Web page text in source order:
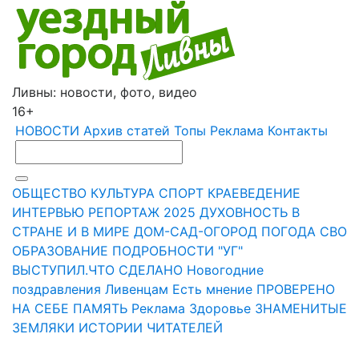
Ливны: новости, фото, видео
16+
НОВОСТИ Архив статей Топы Реклама Контакты
ОБЩЕСТВО КУЛЬТУРА СПОРТ КРАЕВЕДЕНИЕ
ИНТЕРВЬЮ РЕПОРТАЖ 2025 ДУХОВНОСТЬ В
СТРАНЕ И В МИРЕ ДОМ-САД-ОГОРОД ПОГОДА СВО
ОБРАЗОВАНИЕ ПОДРОБНОСТИ "УГ"
ВЫСТУПИЛ.ЧТО СДЕЛАНО Новогодние
поздравления Ливенцам Есть мнение ПРОВЕРЕНО
НА СЕБЕ ПАМЯТЬ Реклама Здоровье ЗНАМЕНИТЫЕ
ЗЕМЛЯКИ ИСТОРИИ ЧИТАТЕЛЕЙ